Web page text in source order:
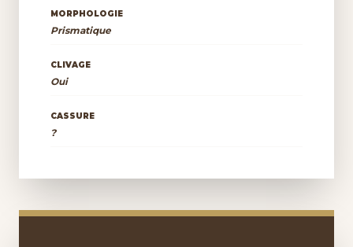
MORPHOLOGIE
Prismatique
CLIVAGE
Oui
CASSURE
?